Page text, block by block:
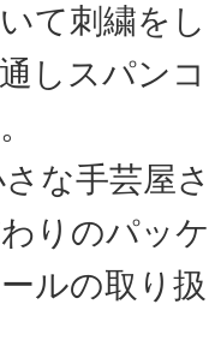
て刺繍を
しスパン
な手芸屋
りのパッ
ルの取り